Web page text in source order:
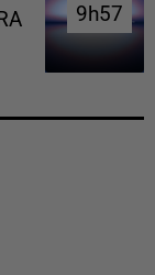
9h57
9h57